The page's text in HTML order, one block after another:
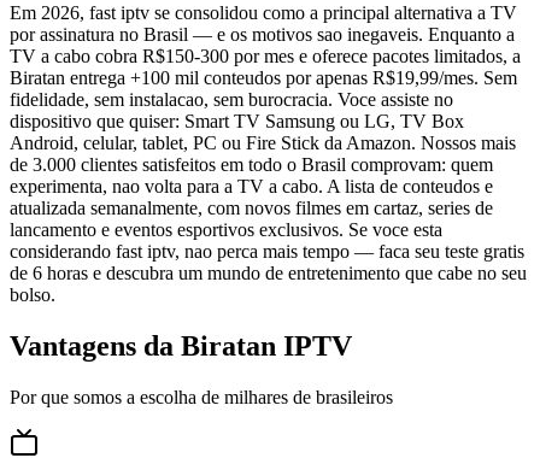
Em 2026, fast iptv se consolidou como a principal alternativa a TV
por assinatura no Brasil — e os motivos sao inegaveis. Enquanto a
TV a cabo cobra R$150-300 por mes e oferece pacotes limitados, a
Biratan entrega +100 mil conteudos por apenas R$19,99/mes. Sem
fidelidade, sem instalacao, sem burocracia. Voce assiste no
dispositivo que quiser: Smart TV Samsung ou LG, TV Box
Android, celular, tablet, PC ou Fire Stick da Amazon. Nossos mais
de 3.000 clientes satisfeitos em todo o Brasil comprovam: quem
experimenta, nao volta para a TV a cabo. A lista de conteudos e
atualizada semanalmente, com novos filmes em cartaz, series de
lancamento e eventos esportivos exclusivos. Se voce esta
considerando fast iptv, nao perca mais tempo — faca seu teste gratis
de 6 horas e descubra um mundo de entretenimento que cabe no seu
bolso.
Vantagens da Biratan IPTV
Por que somos a escolha de milhares de brasileiros